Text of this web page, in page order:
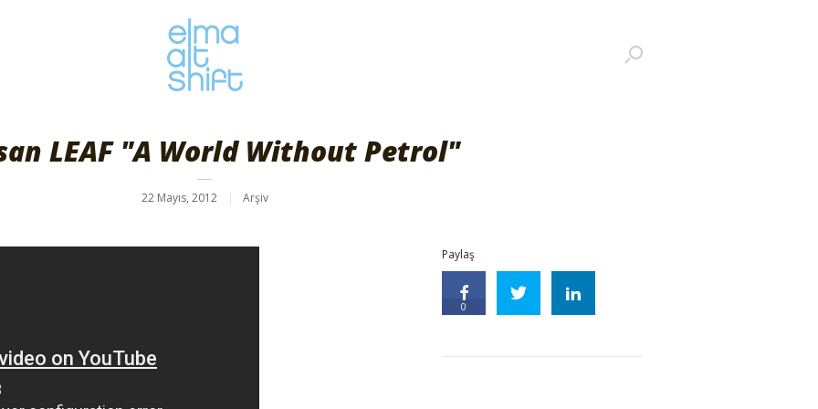
LEAF "A World Without Petrol"
22 Mayıs, 2012 Arşiv
Paylaş
0